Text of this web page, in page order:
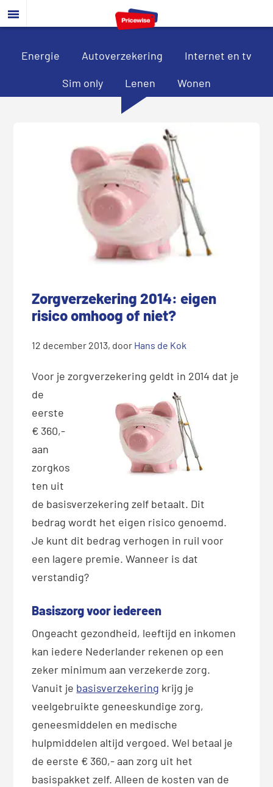
Door
naar
hoofd
Spring
naar
eerste
Spring
naar
voettekst
Energie Autoverzekering Internet en tv
Sim only Lenen Wonen
Zorgverzekering 2014: eigen
risico omhoog of niet?
12 december 2013, door Hans de Kok
Voor je zorgverzekering geldt in 2014 dat je
de
eerste
€ 360,-
aan
zorgkos
ten uit
de basisverzekering zelf betaalt. Dit
bedrag wordt het eigen risico genoemd.
Je kunt dit bedrag verhogen in ruil voor
een lagere premie. Wanneer is dat
verstandig?
Basiszorg voor iedereen
Ongeacht gezondheid, leeftijd en inkomen
kan iedere Nederlander rekenen op een
zeker minimum aan verzekerde zorg.
Vanuit je basisverzekering krijg je
veelgebruikte geneeskundige zorg,
geneesmiddelen en medische
hulpmiddelen altijd vergoed. Wel betaal je
de eerste € 360,- aan zorg uit het
basispakket zelf. Alleen de kosten van de